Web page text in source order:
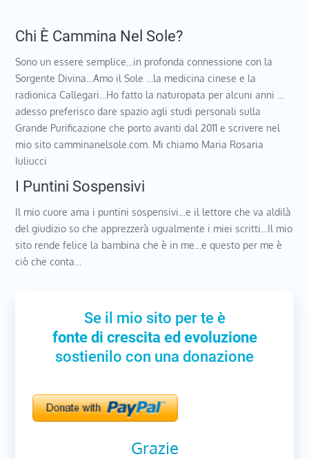
Chi È Cammina Nel Sole?
Sono un essere semplice…in profonda connessione con la
Sorgente Divina…Amo il Sole …la medicina cinese e la
radionica Callegari…Ho fatto la naturopata per alcuni anni …
adesso preferisco dare spazio agli studi personali sulla
Grande Purificazione che porto avanti dal 2011 e scrivere nel
mio sito camminanelsole.com. Mi chiamo Maria Rosaria
Iuliucci
I Puntini Sospensivi
Il mio cuore ama i puntini sospensivi…e il lettore che va aldilà
del giudizio so che apprezzerà ugualmente i miei scritti…Il mio
sito rende felice la bambina che è in me…e questo per me è
ciò che conta…
Se il mio sito per te è
fonte di crescita ed evoluzione
sostienilo con una donazione
Grazie